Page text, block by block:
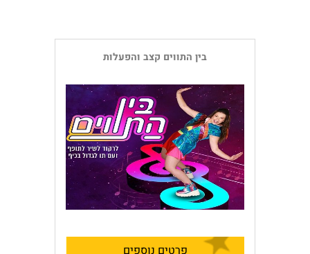
בין התווים קצב והפעלות
פרטים נוספים